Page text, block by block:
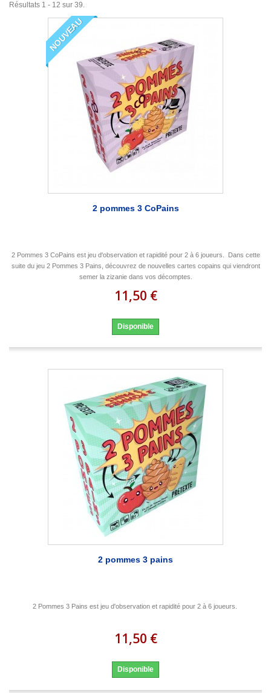
Résultats 1 - 12 sur 39.
NOUVEAU
2 pommes 3 CoPains
2 Pommes 3 CoPains est jeu d'observation et rapidité pour 2 à 6 joueurs. Dans cette
suite du jeu 2 Pommes 3 Pains, découvrez de nouvelles cartes copains qui viendront
semer la zizanie dans vos décomptes.
11,50 €
Disponible
2 pommes 3 pains
2 Pommes 3 Pains est jeu d'observation et rapidité pour 2 à 6 joueurs.
11,50 €
Disponible